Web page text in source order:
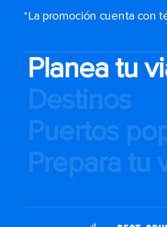
*La promoción cuenta con
Planea tu
Destinos
Puertos
Prepara tu